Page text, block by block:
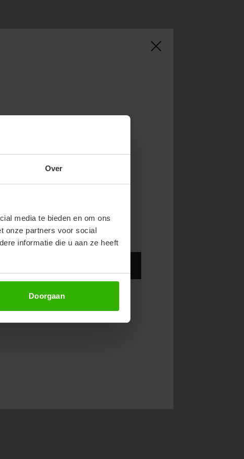
Over
media te bieden en om ons
onze partners voor social
informatie die u aan ze heeft
Doorgaan
NOW & GET 10%